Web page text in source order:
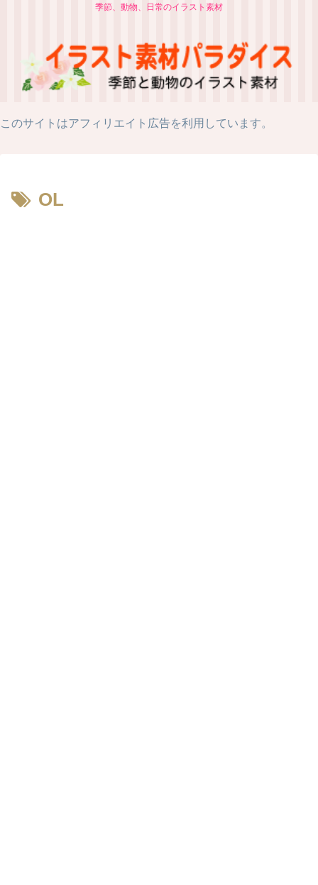
季節、動物、日常のイラスト素材
このサイトはアフィリエイト広告を利用しています。
OL